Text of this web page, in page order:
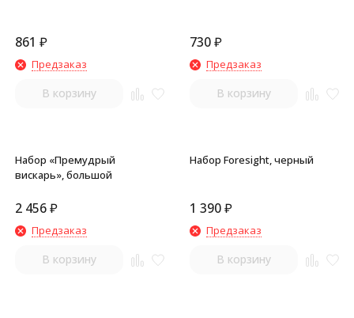
861 ₽
Предзаказ
В корзину
730₽
Предзаказ
В корзину
Набор «Премудрый
вискарь», большой
2 456₽
Предзаказ
В корзину
Набор Foresight, черный
1 390₽
Предзаказ
В корзину